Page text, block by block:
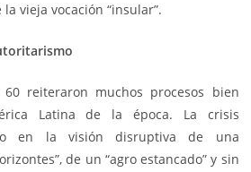
vieja vocación “insular”.
reiteraron muchos procesos bien
Latina de la época. La crisis
en la visión disruptiva de una
de un “agro estancado” y sin